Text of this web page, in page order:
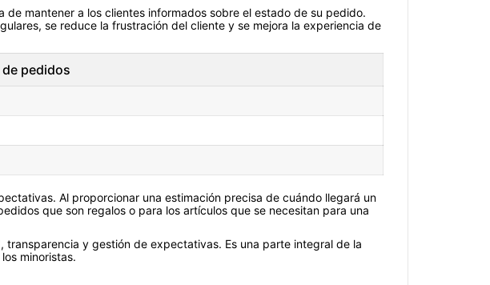
mantener a los clientes informados sobre el estado de su pedido.
se reduce la frustración del cliente y se mejora la experiencia de
pedidos
Al proporcionar una estimación precisa de cuándo llegará un
que son regalos o para los artículos que se necesitan para una
y gestión de expectativas. Es una parte integral de la
minoristas.